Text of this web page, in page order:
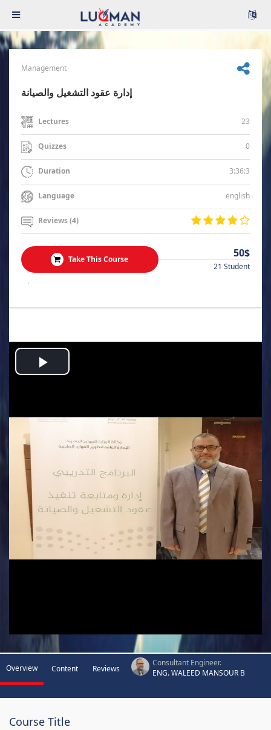
Management
إدارة عقود التشغيل والصيانة
Lectures 23
Quizzes 0
Duration 3:36:3
Language english
Reviews (4)
Take This Course 50$
21 Student
.
Play
Overview Content Reviews
Consultant Engineer.
ENG. WALEED MANSOUR B
Course Title